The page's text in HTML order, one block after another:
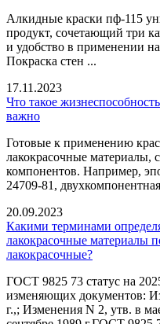
Алкидные краски пф-115
продукт, сочетающий три
и удобство в применении
Покраска стен ...
17.11.2023
Что такое
важно
Готовые к применению
лакокрасочные материалы,
компонентов. Например,
24709-81,
20.09.2023
Какими терминами
лакокрасочные
лакокрасочные?
ГОСТ 9825 73 статус на
изменяющих документов:
г.,; Изменения N 2, утв. в